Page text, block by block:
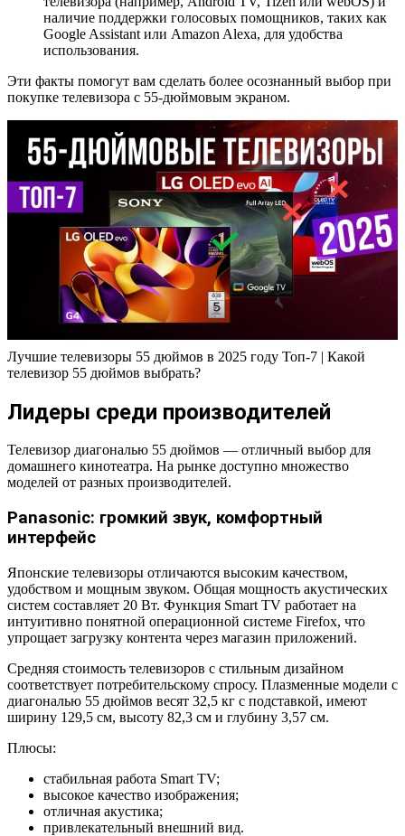
наличие поддержки голосовых помощников, таких как
Google Assistant или Amazon Alexa, для удобства
использования.
Эти факты помогут вам сделать более осознанный выбор при
покупке телевизора с 55-дюймовым экраном.
Лучшие телевизоры 55 дюймов в 2025 году Топ-7 | Какой
телевизор 55 дюймов выбрать?
Лидеры среди производителей
Телевизор диагональю 55 дюймов — отличный выбор для
домашнего кинотеатра. На рынке доступно множество
моделей от разных производителей.
Panasonic: громкий звук, комфортный
интерфейс
Японские телевизоры отличаются высоким качеством,
удобством и мощным звуком. Общая мощность акустических
систем составляет 20 Вт. Функция Smart TV работает на
интуитивно понятной операционной системе Firefox, что
упрощает загрузку контента через магазин приложений.
Средняя стоимость телевизоров с стильным дизайном
соответствует потребительскому спросу. Плазменные модели с
диагональю 55 дюймов весят 32,5 кг с подставкой, имеют
ширину 129,5 см, высоту 82,3 см и глубину 3,57 см.
Плюсы:
стабильная работа Smart TV;
высокое качество изображения;
отличная акустика;
привлекательный внешний вид.